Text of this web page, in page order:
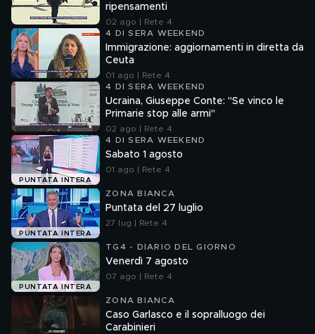
ripensamenti
02 ago | Rete 4
4 DI SERA WEEKEND
Immigrazione: aggiornamenti in diretta da
Ceuta
01 ago | Rete 4
4 DI SERA WEEKEND
Ucraina, Giuseppe Conte: "Se vinco le
Primarie stop alle armi"
02 ago | Rete 4
PUNTATA INTERA
4 DI SERA WEEKEND
Sabato 1 agosto
01 ago | Rete 4
PUNTATA INTERA
ZONA BIANCA
Puntata del 27 luglio
27 lug | Rete 4
PUNTATA INTERA
TG4 - DIARIO DEL GIORNO
Venerdì 7 agosto
07 ago | Rete 4
ZONA BIANCA
Caso Garlasco e il sopralluogo dei
Carabinieri